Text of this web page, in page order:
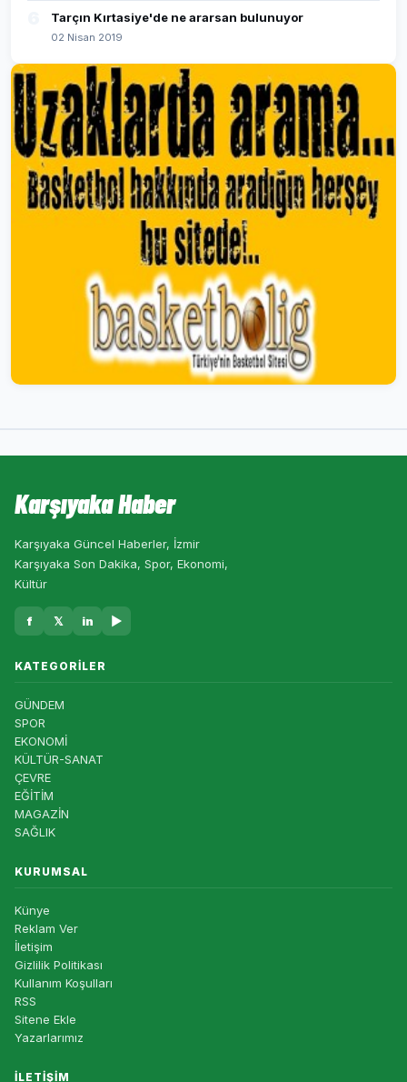
Tarçın Kırtasiye'de ne ararsan bulunuyor
02 Nisan 2019
Karşıyaka Haber
Karşıyaka Güncel Haberler, İzmir
Karşıyaka Son Dakika, Spor, Ekonomi,
Kültür
f 𝕏 in ▶
KATEGORILER
GÜNDEM
SPOR
EKONOMİ
KÜLTÜR-SANAT
ÇEVRE
EĞİTİM
MAGAZİN
SAĞLIK
KURUMSAL
Künye
Reklam Ver
İletişim
Gizlilik Politikası
Kullanım Koşulları
RSS
Sitene Ekle
Yazarlarımız
İLETIŞIM